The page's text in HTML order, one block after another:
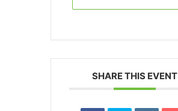
SHARE THIS EVENT